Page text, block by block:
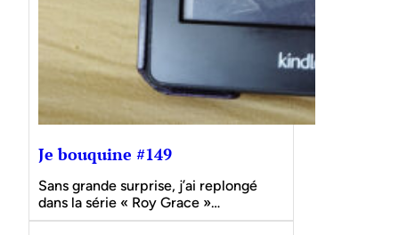
Je bouquine #149
Sans grande surprise, j’ai replongé
dans la série « Roy Grace »…